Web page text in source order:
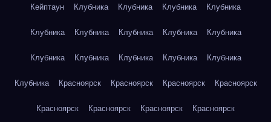
Кейптаун Клубника Клубника Клубника Клубника
Клубника Клубника Клубника Клубника Клубника
Клубника Клубника Клубника Клубника Клубника
Клубника Красноярск Красноярск Красноярск Красноярск
Красноярск Красноярск Красноярск Красноярск